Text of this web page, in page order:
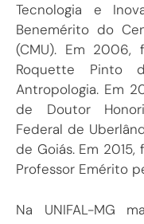
Tecnologia e
Benemérito do
(CMU). Em 2006,
Roquette Pinto
Antropologia. Em
de Doutor
Federal de
de Goiás. Em
Professor Emérito
Na UNIFAL-MG